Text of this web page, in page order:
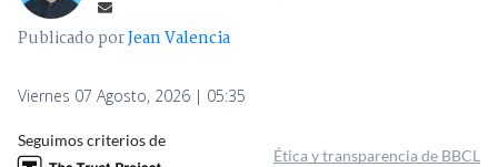
Publicado porJean Valencia
Viernes 07 Agosto, 2026 | 05:35
Seguimos criterios de
Ética y transparencia de BBCL